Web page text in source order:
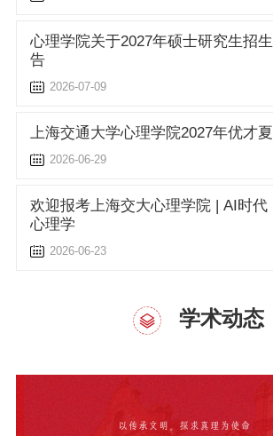
心理学院关于2027年硕士研究生招
告
2026-07-09
上海交通大学心理学院2027年优才
2026-06-29
欢迎报考上海交大心理学院 | AI时代
心理学
2026-06-23
学术动态